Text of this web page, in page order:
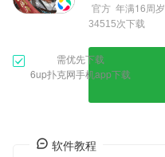
官方 年满16周岁
34515次下载
需优先下载
6up扑克网手机app下载
软件教程